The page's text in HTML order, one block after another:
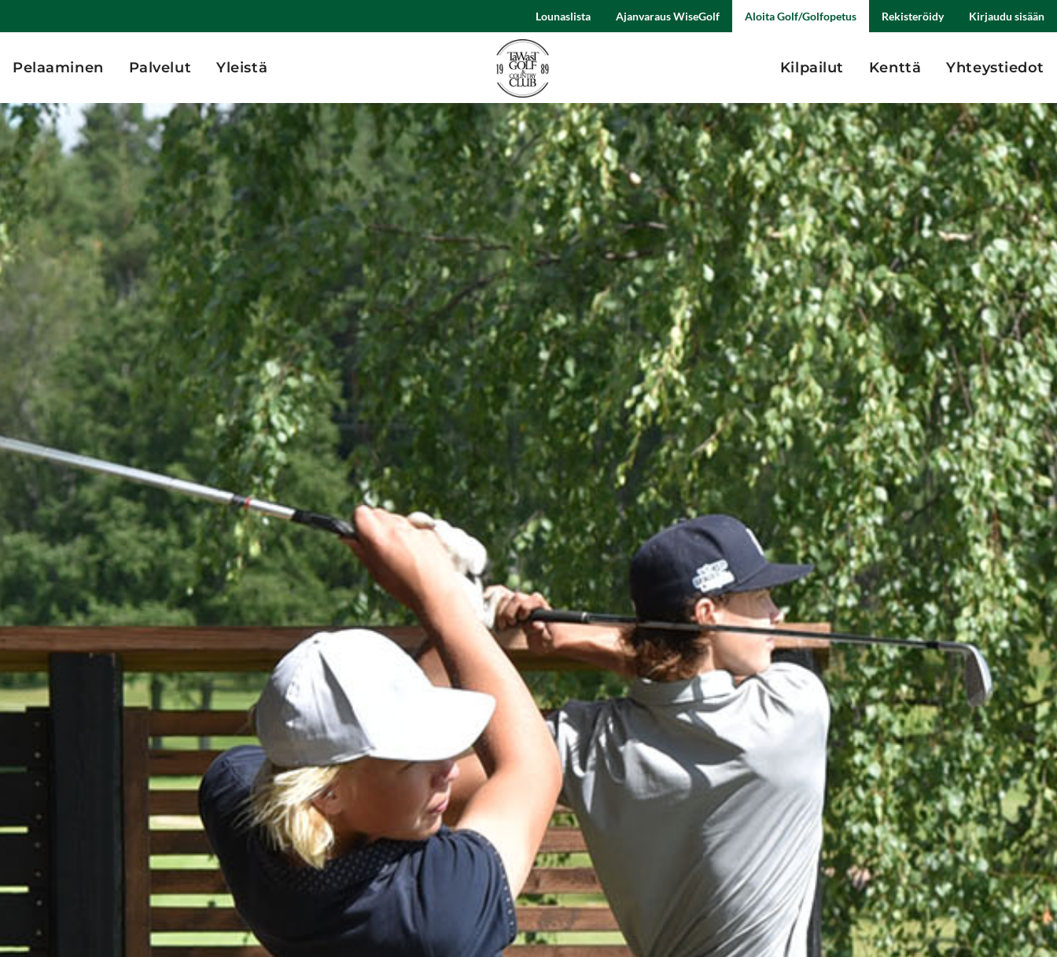
Lounaslista Ajanvaraus WiseGolf Aloita Golf/Golfopetus Rekisteröidy Kirjaudu sisään
Pelaaminen Palvelut Yleistä Kilpailut Kenttä Yhteystiedot